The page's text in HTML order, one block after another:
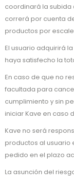
coordinará la
correrá por cuenta
productos por
El usuario adquirirá
haya satisfecho la
En caso de que no
facultada para
cumplimiento y sin
iniciar Kave en caso
Kave no será
productos al usuario
pedido en el plazo
La asunción del